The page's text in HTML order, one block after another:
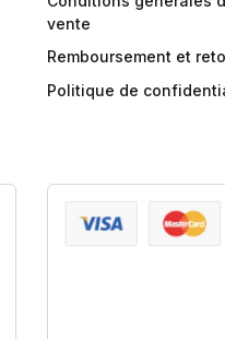
vente
Remboursement et
Politique de